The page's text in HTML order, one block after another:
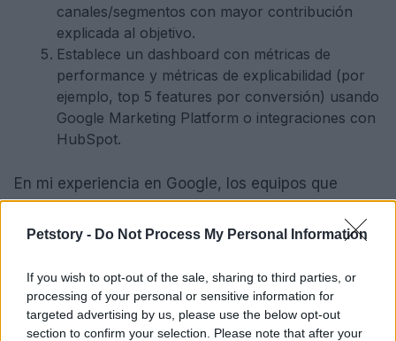
Petstory - Do Not Process My Personal Information
If you wish to opt-out of the sale, sharing to third parties, or
processing of your personal or sensitive information for
targeted advertising by us, please use the below opt-out
section to confirm your selection. Please note that after your
canales/segmentos con mayor contribución
explicada al objetivo.
Establece un dashboard con métricas de
performance y métricas de explicabilidad (por
ejemplo, top 5 features por conversión) usando
Google Marketing Platform o integraciones con
HubSpot.
En mi experiencia en Google, los equipos que
formalizan este loop (modelado -> explicabilidad ->
test creativo -> reatribución) consiguen ciclos de
5. KPI a monitorizar y optimizaciones
continuas